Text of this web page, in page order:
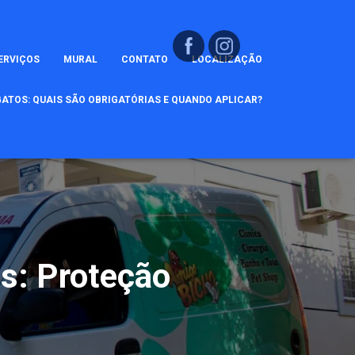
MURAL CONTATO LOCALIZAÇÃO
QUAIS SÃO OBRIGATÓRIAS E QUANDO APLICAR?
Proteção